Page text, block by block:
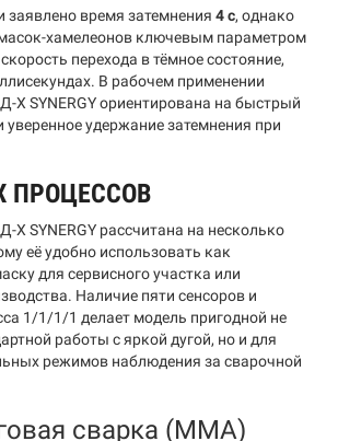
заявлено время затемнения 4 с, однако
хамелеонов ключевым параметром
перехода в тёмное состояние,
В рабочем применении
Х SYNERGY ориентирована на быстрый
уверенное удержание затемнения при
ПРОЦЕССОВ
Х SYNERGY рассчитана на несколько
её удобно использовать как
для сервисного участка или
Наличие пяти сенсоров и
1/1/1/1 делает модель пригодной не
работы с яркой дугой, но и для
режимов наблюдения за сварочной
сварка (MMA)